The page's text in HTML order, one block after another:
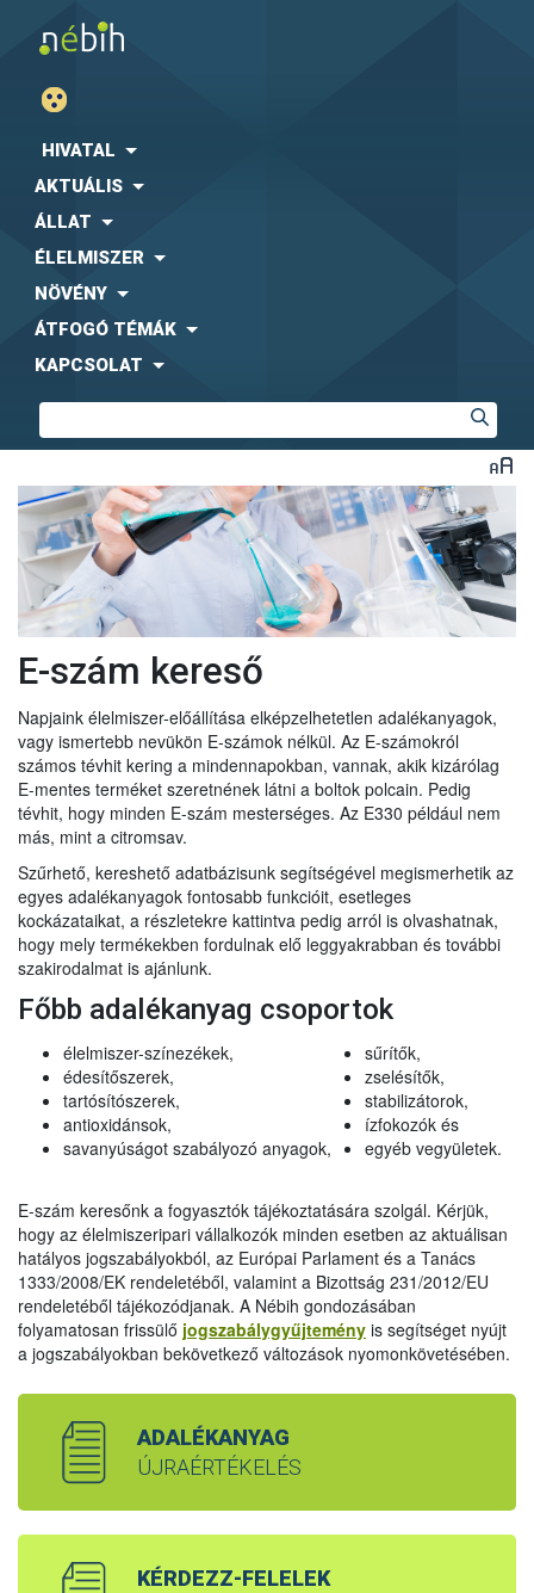
HIVATAL
AKTUÁLIS
ÁLLAT
ÉLELMISZER
NÖVÉNY
ÁTFOGÓ TÉMÁK
KAPCSOLAT
E-szám kereső
Napjaink élelmiszer-előállítása elképzelhetetlen adalékanyagok,
vagy ismertebb nevükön E-számok nélkül. Az E-számokról
számos tévhit kering a mindennapokban, vannak, akik kizárólag
E-mentes terméket szeretnének látni a boltok polcain. Pedig
tévhit, hogy minden E-szám mesterséges. Az E330 például nem
más, mint a citromsav.
Szűrhető, kereshető adatbázisunk segítségével megismerhetik az
egyes adalékanyagok fontosabb funkcióit, esetleges
kockázataikat, a részletekre kattintva pedig arról is olvashatnak,
hogy mely termékekben fordulnak elő leggyakrabban és további
szakirodalmat is ajánlunk.
Főbb adalékanyag csoportok
élelmiszer-színezékek,
édesítőszerek,
tartósítószerek,
antioxidánsok,
savanyúságot szabályozó anyagok,
sűrítők,
zselésítők,
stabilizátorok,
ízfokozók és
egyéb vegyületek.
E-szám keresőnk a fogyasztók tájékoztatására szolgál. Kérjük,
hogy az élelmiszeripari vállalkozók minden esetben az aktuálisan
hatályos jogszabályokból, az Európai Parlament és a Tanács
1333/2008/EK rendeletéből, valamint a Bizottság 231/2012/EU
rendeletéből tájékozódjanak. A Nébih gondozásában
folyamatosan frissülő jogszabálygyűjtemény is segítséget nyújt
a jogszabályokban bekövetkező változások nyomonkövetésében.
ADALÉKANYAG
ÚJRAÉRTÉKELÉS
KÉRDEZZ-FELELEK